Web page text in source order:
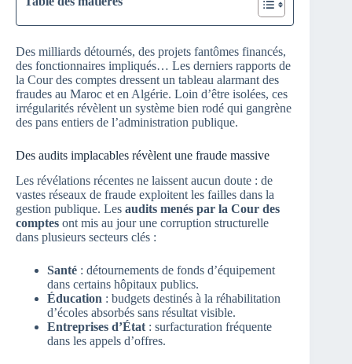
Des milliards détournés, des projets fantômes financés,
des fonctionnaires impliqués… Les derniers rapports de
la Cour des comptes dressent un tableau alarmant des
fraudes au Maroc et en Algérie. Loin d’être isolées, ces
irrégularités révèlent un système bien rodé qui gangrène
des pans entiers de l’administration publique.
Des audits implacables révèlent une fraude massive
Les révélations récentes ne laissent aucun doute : de
vastes réseaux de fraude exploitent les failles dans la
gestion publique. Les audits menés par la Cour des
comptes ont mis au jour une corruption structurelle
dans plusieurs secteurs clés :
Santé : détournements de fonds d’équipement
dans certains hôpitaux publics.
Éducation : budgets destinés à la réhabilitation
d’écoles absorbés sans résultat visible.
Entreprises d’État : surfacturation fréquente
dans les appels d’offres.